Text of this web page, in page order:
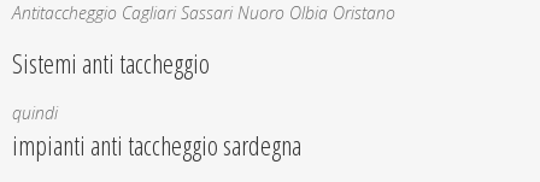
Antitaccheggio Cagliari Sassari Nuoro Olbia Oristano
Sistemi anti taccheggio
quindi
impianti anti taccheggio sardegna